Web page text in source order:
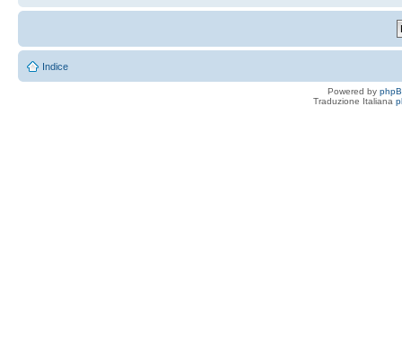
Indice
Powered by
Traduzione Italiana